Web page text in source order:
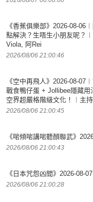
《香蕉俱樂部》2026-08-
點解決？生唔生小朋友呢？
Viola, 阿Rei
2026/08/06 21:00:46
《空中再飛人》2026-08-
戰食鴨仔蛋 + Jollibee隱藏
空界超嚴格階級文化！︱主
2026/08/06 21:00:45
《啱傾啱講啱聽顏聯武》
2026/08/06 21:00:43
《日本咒怨凶間》2026-08-
2026/08/06 21:00:28